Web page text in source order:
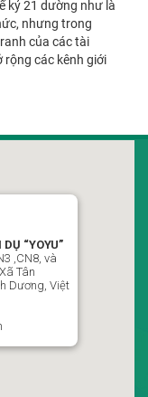
kỷ 21 dường như là
nhưng trong
của các tài
rộng các kênh giới
Việt Nam
Thủy P Kinh Doanh
“YOYU”
,CN8, và
Tân
Dương, Việt